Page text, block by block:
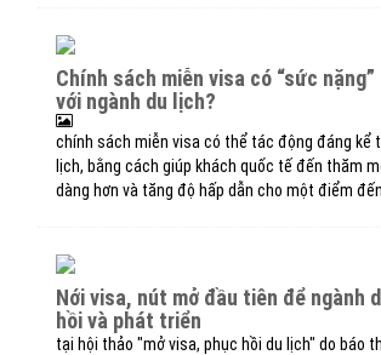
chính sách miễn visa có “sức nặng” thế nào đối
với ngành du lịch?
chính sách miễn visa có thể tác động đáng kể
lịch, bằng cách giúp khách quốc tế đến thăm
dàng hơn và tăng độ hấp dẫn cho một điểm đến.
nới visa, nút mở đầu tiên để ngành du lịch phục
hồi và phát triển
tại hội thảo "mở visa, phục hồi du lịch" do báo